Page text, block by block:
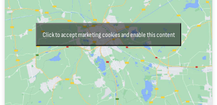
Click to accept marketing cookies and enable this content